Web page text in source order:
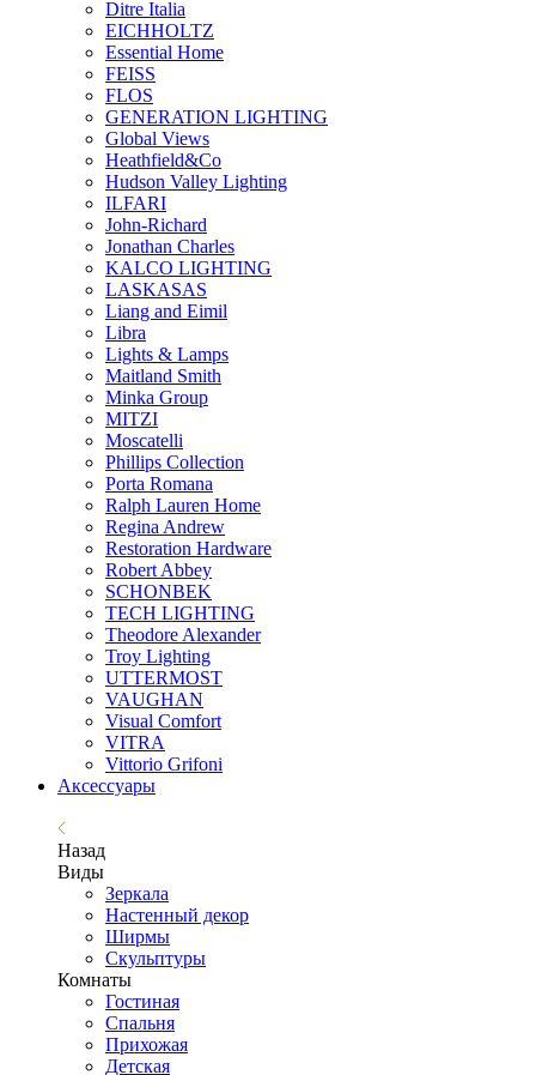
Ditre Italia
EICHHOLTZ
Essential Home
FEISS
FLOS
GENERATION LIGHTING
Global Views
Heathfield&Co
Hudson Valley Lighting
ILFARI
John-Richard
Jonathan Charles
KALCO LIGHTING
LASKASAS
Liang and Eimil
Libra
Lights & Lamps
Maitland Smith
Minka Group
MITZI
Moscatelli
Phillips Collection
Porta Romana
Ralph Lauren Home
Regina Andrew
Restoration Hardware
Robert Abbey
SCHONBEK
TECH LIGHTING
Theodore Alexander
Troy Lighting
UTTERMOST
VAUGHAN
Visual Comfort
VITRA
Vittorio Grifoni
Аксессуары
Назад
Виды
Зеркала
Настенный декор
Ширмы
Скульптуры
Комнаты
Гостиная
Спальня
Прихожая
Детская